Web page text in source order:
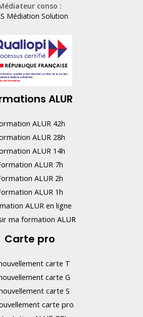
conso :
Médiation Solution
ALUR
ALUR 42h
ALUR 28h
ALUR 14h
ALUR 7h
ALUR 2h
ALUR 1h
ALUR en ligne
ma formation ALUR
Carte pro
carte T
carte G
carte S
carte pro